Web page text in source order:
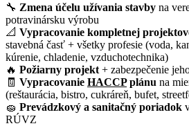
🔧 Zmena účelu užívania stavby na
potravinársku výrobu
📐 Vypracovanie kompletnej
stavebná časť + všetky profesie (voda,
kúrenie, chladenie, vzduchotechnika)
🔥 Požiarny projekt + zabezpečenie
🧾 Vypracovanie HACCPplánu na
(reštaurácia, bistro, cukráreň, bufet,
🧽 Prevádzkový a sanitačný poriadok
RÚVZ